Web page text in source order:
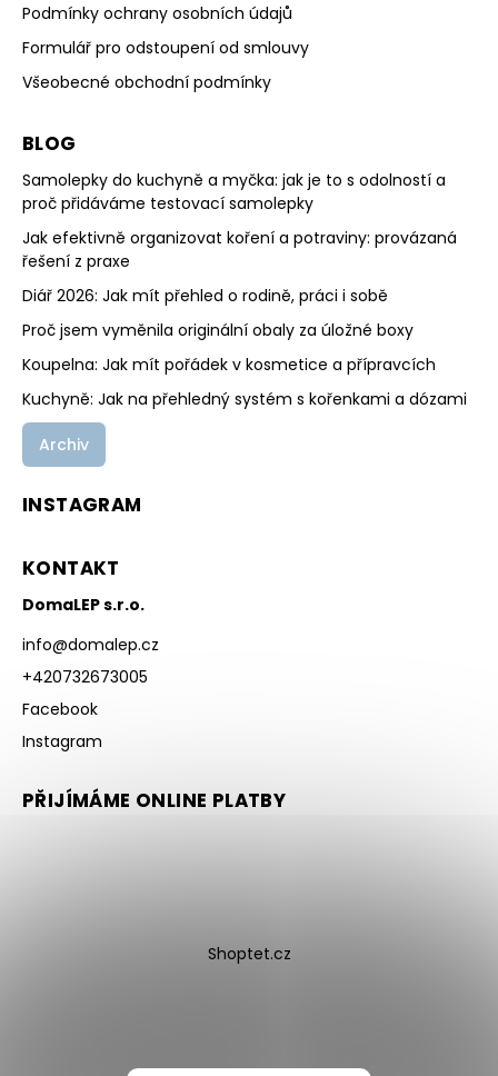
Podmínky ochrany osobních údajů
Formulář pro odstoupení od smlouvy
Všeobecné obchodní podmínky
BLOG
Samolepky do kuchyně a myčka: jak je to s odolností a
proč přidáváme testovací samolepky
Jak efektivně organizovat koření a potraviny: provázaná
řešení z praxe
Diář 2026: Jak mít přehled o rodině, práci i sobě
Proč jsem vyměnila originální obaly za úložné boxy
Koupelna: Jak mít pořádek v kosmetice a přípravcích
Kuchyně: Jak na přehledný systém s kořenkami a dózami
Archiv
INSTAGRAM
KONTAKT
DomaLEP s.r.o.
info@domalep.cz
+420732673005
Facebook
Instagram
PŘIJÍMÁME ONLINE PLATBY
Shoptet.cz